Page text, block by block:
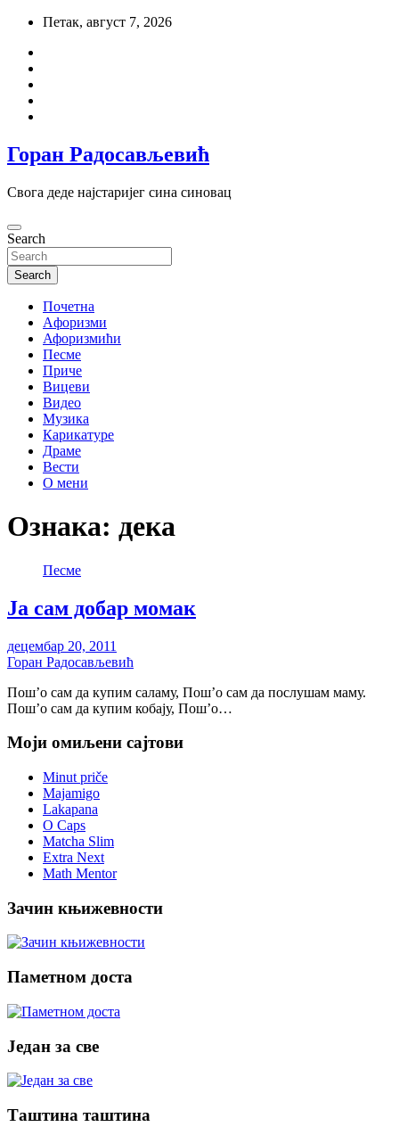
Skip
content
Петак, август 7, 2026
Горан Радосављевић
Свога деде најстаријег сина синовац
Search
Search
Почетна
Aфоризми
Афоризмићи
Песме
Приче
Вицеви
Видео
Музика
Карикатуре
Драме
Вести
О мени
Ознака: дека
Песме
Ја сам добар момак
децембар 20, 2011
Горан Радосављевић
Пош’о сам да купим саламу, Пош’о сам да послушам маму.
Пош’о сам да купим кобају, Пош’о…
Моји омиљени сајтови
Minut priče
Majamigo
Lakapana
O Caps
Matcha Slim
Extra Next
Math Mentor
Зачин књижевности
Паметном доста
Један за све
Таштина таштина